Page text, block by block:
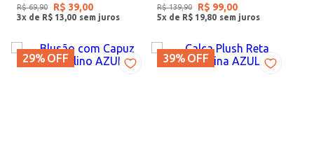
R$ 69,90 R$ 39,00
3x de R$ 13 00
R$ 139,90 R$ 99,00
5x de R$ 19 80
29% OFF 39% OFF